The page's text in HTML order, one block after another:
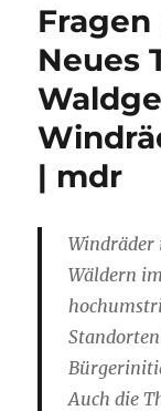
Neues
| mdr
Windräder
Wäldern
Auch die